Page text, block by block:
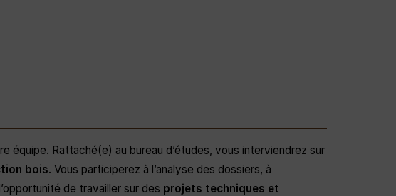
Rattaché(e) au bureau d’études, vous interviendrez sur
bois. Vous participerez à l’analyse des dossiers, à
de travailler sur des projets techniques et